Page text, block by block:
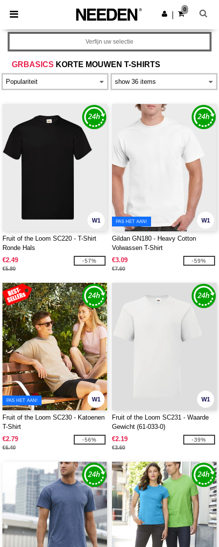
× Needen-app
Betere prijzen in de app!
Download app
0
GRBASICS KORTE MOUWEN T-SHIRTS
Verfijn uw selectie
W1
Fruit of the Loom SC220 - T-Shirt
Ronde Hals
€2.49
€5.80
-57%
W1
PAS HET AAN!
Gildan GN180 - Heavy Cotton
Volwassen T-Shirt
€3.09
€7.60
-59%
W1
PAS HET AAN!
Fruit of the Loom SC230 - Katoenen
T-Shirt
€2.79
€6.40
-56%
W1
Fruit of the Loom SC231 - Waarde
Gewicht (61-033-0)
€2.19
€3.60
-39%